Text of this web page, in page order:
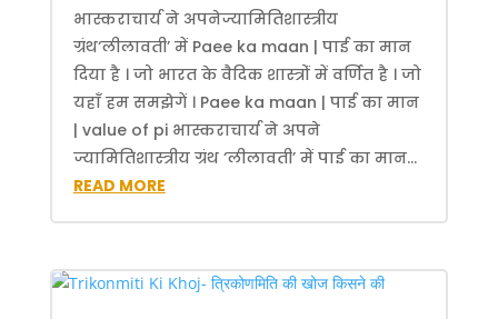
भास्कराचार्य ने अपनेज्यामितिशास्त्रीय
ग्रंथ‘लीलावती’ में Paee ka maan | पाई का मान
दिया है । जो भारत के वैदिक शास्त्रोंं में वर्णित है । जो
यहाँ हम समझेगें । Paee ka maan | पाई का मान
| value of pi भास्कराचार्य ने अपने
ज्यामितिशास्त्रीय ग्रंथ ‘लीलावती’ में पाई का मान...
READ MORE